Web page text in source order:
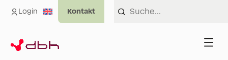
Login